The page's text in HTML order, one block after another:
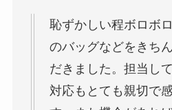
恥ずかしい程ボロボ
のバッグなどをきち
だきました。担当し
対応もとても親切で